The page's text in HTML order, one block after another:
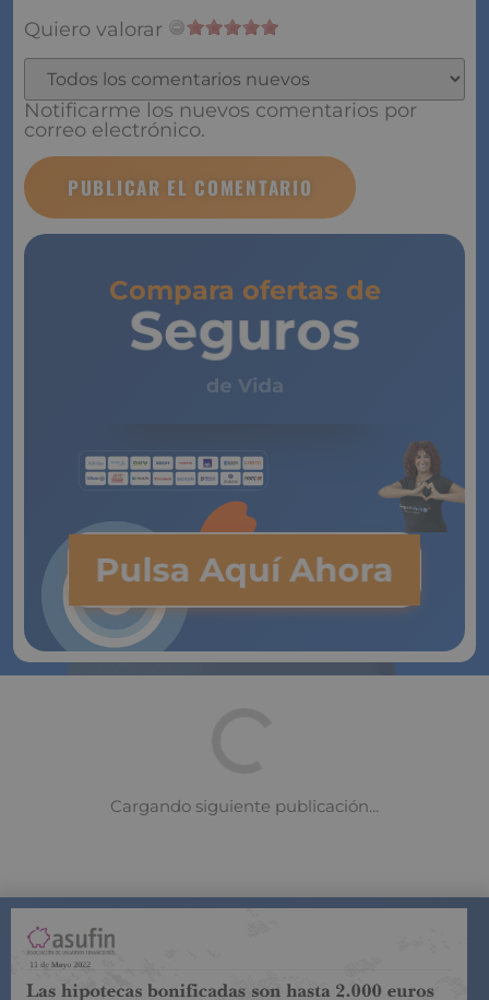
Quiero valorar
Notificarme los nuevos comentarios por
correo electrónico.
Compara ofertas de
Seguros
de Vida
Pulsa Aquí Ahora
COMPARADOR DE SEGUROS DE VIDASUJETO A LA